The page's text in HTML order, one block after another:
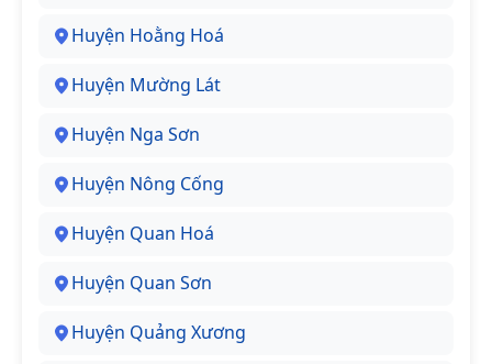
Huyện Hoằng Hoá
Huyện Mường Lát
Huyện Nga Sơn
Huyện Nông Cống
Huyện Quan Hoá
Huyện Quan Sơn
Huyện Quảng Xương